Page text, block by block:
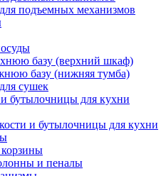
подъемных механизмов
базу (верхний шкаф)
базу (нижняя тумба)
сушек
бутылочницы для кухни
и бутылочницы для кухни
и пеналы